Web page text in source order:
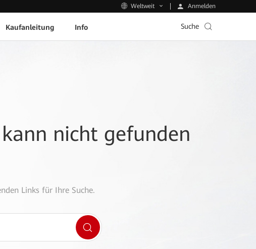
Weltweit Anmelden
Kaufanleitung Info Suche
nicht gefunden
Links für Ihre Suche.